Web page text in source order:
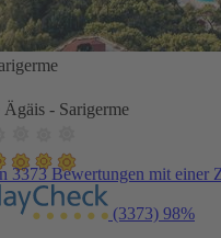
- Sarigerme
3373 Bewertungen mit einer
(3373) 98%